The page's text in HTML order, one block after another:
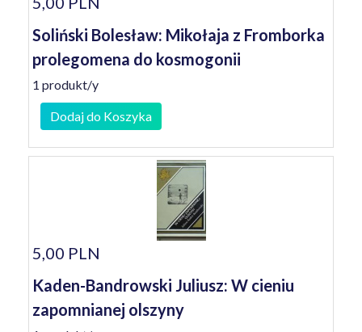
Soliński Bolesław: Mikołaja z Fromborka
prolegomena do kosmogonii
1 produkt/y
Dodaj do Koszyka
5,00 PLN
Kaden-Bandrowski Juliusz: W cieniu
zapomnianej olszyny